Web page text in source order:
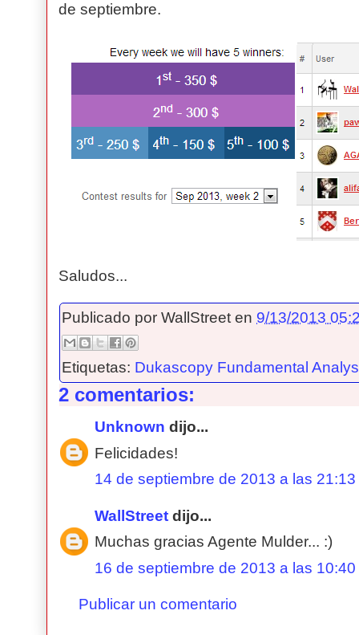
de septiembre.
Saludos...
Publicado porWallStreet en 9/13/2013
Etiquetas: Dukascopy Fundamental
2 comentarios:
Unknown dijo...
Felicidades!
14 de septiembre de 2013 a las 21:13
WallStreet dijo...
Muchas gracias Agente Mulder... :)
16 de septiembre de 2013 a las 10:40
Publicar un comentario